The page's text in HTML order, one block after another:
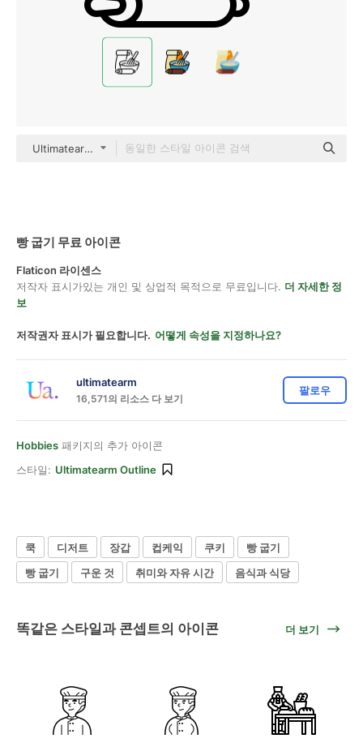
Ultimatearm Outline
빵 굽기 무료 아이콘
Flaticon 라이센스
저작자 표시가있는 개인 및 상업적 목적으로 무료입니다. 더 자세한 정
보
저작권자 표시가 필요합니다. 어떻게 속성을 지정하나요?
ultimatearm
16,571의 리소스 다 보기
팔로우
Hobbies 패키지의 추가 아이콘
스타일: Ultimatearm Outline
쿡 디저트 장갑 컵케익 쿠키
빵 굽기
빵 굽기
구운 것 취미와 자유 시간 음식과 식당
똑같은 스타일과 콘셉트의 아이콘 더 보기